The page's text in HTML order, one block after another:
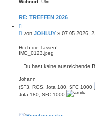
Wohnort: Ulm
RE: TREFFEN 2026
i
t
e
r
B
i
t
a
von JOHLUY » 07.05.2026,
Hoch die Tassen!
IMG_0123.jpeg
Du hast keine ausreichende
Johann
(SF3, RGS, Jota 180, SFC 1000
Jota 180; SFC 1000